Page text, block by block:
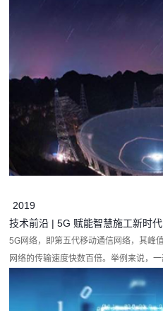
2019
技术前沿 | 5G 赋能智慧施工新时代
5G网络，即第五代移动通信网络，其峰
网络的传输速度快数百倍。举例来说，